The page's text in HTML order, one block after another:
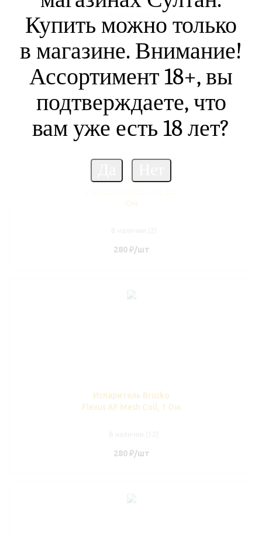
250₽/шт
Испаритель Brusko
Ом
280₽/шт
Испаритель Brusko
Flexus AF Mesh Coil, 1 Ом
280₽/шт
Купить можно только
в магазине. Внимание!
Ассортимент 18+, вы
подтверждаете, что
вам уже есть 18 лет?